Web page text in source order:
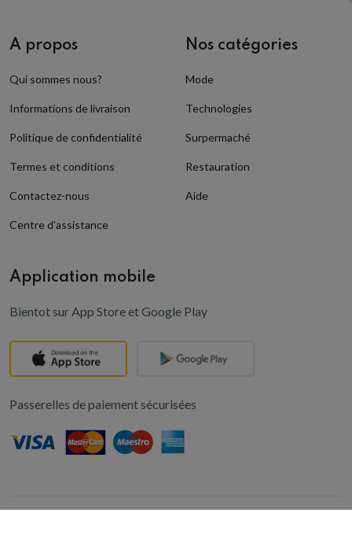
A propos
Qui sommes nous?
Informations de livraison
Politique de confidentialité
Termes et conditions
Contactez-nous
Centre d'assistance
Nos catégories
Mode
Technologies
Surpermaché
Restauration
Aide
Application mobile
Bientot sur App Store et Google Play
Passerelles de paiement sécurisées